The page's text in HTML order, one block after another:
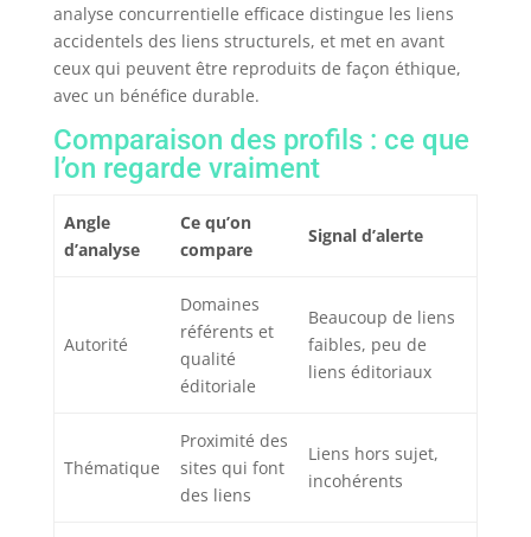
analyse concurrentielle efficace distingue les liens
accidentels des liens structurels, et met en avant
ceux qui peuvent être reproduits de façon éthique,
avec un bénéfice durable.
Comparaison des profils : ce que
l’on regarde vraiment
Angle
d’analyse
Ce qu’on
compare
Signal d’alerte
Autorité
Domaines
référents et
qualité
éditoriale
Beaucoup de liens
faibles, peu de
liens éditoriaux
Thématique
Proximité des
sites qui font
des liens
Liens hors sujet,
incohérents